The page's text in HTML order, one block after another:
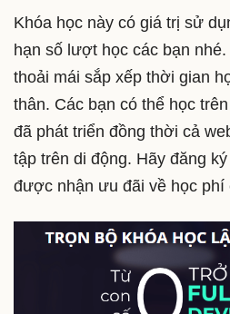
Khóa học này có giá trị sử
hạn số lượt học các bạn
thoải mái sắp xếp thời gian
thân. Các bạn có thể học
đã phát triển đồng thời cả
tập trên di động. Hãy đăng
được nhận ưu đãi về học phí